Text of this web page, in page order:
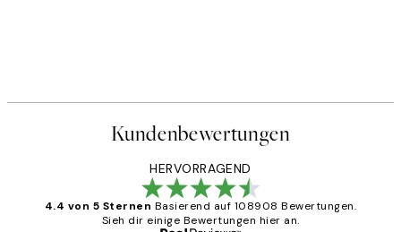
Kundenbewertungen
HERVORRAGEND
4.4 von 5 Sternen Basierend auf 108908 Bewertungen.
Sieh dir einige Bewertungen hier an.